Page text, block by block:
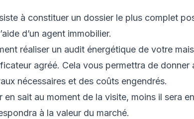
à constituer un dossier le plus complet
d’un agent immobilier.
réaliser un audit énergétique de votre
agréé. Cela vous permettra de donner
nécessaires et des coûts engendrés.
en sait au moment de la visite, moins il sera
à la valeur du marché.